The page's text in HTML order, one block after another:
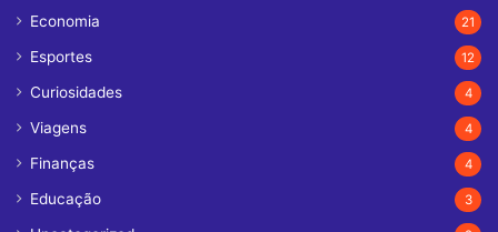
Economia 21
Esportes 12
Curiosidades 4
Viagens 4
Finanças 4
Educação 3